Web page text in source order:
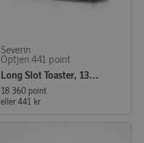
Severin
Optjen 441 point
Long Slot Toaster, 1350 W
18 360 point
eller 441 kr